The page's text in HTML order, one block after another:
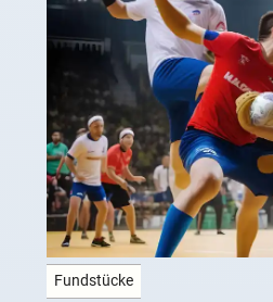
Fundstücke